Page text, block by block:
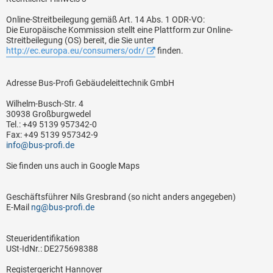
Online-Streitbeilegung gemäß Art. 14 Abs. 1 ODR-VO:
Die Europäische Kommission stellt eine Plattform zur Online-
Streitbeilegung (OS) bereit, die Sie unter
http://ec.europa.eu/consumers/odr/
finden.
Adresse Bus-Profi Gebäudeleittechnik GmbH
Wilhelm-Busch-Str. 4
30938 Großburgwedel
Tel.: +49 5139 957342-0
Fax: +49 5139 957342-9
info@bus-profi.de
Sie finden uns auch in Google Maps
Geschäftsführer Nils Gresbrand (so nicht anders angegeben)
E-Mail ng@bus-profi.de
Steueridentifikation
USt-IdNr.: DE275698388
Registergericht Hannover